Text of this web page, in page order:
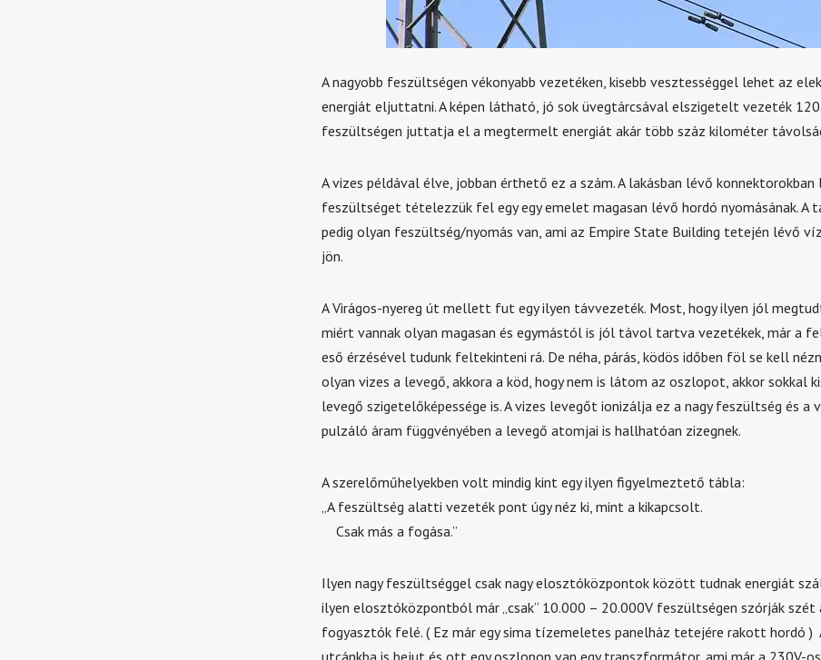
A nagyobb feszültségen vékonyabb vezetéken, kisebb vesztességgel lehet az
energiát eljuttatni. A képen látható, jó sok üvegtárcsával elszigetelt vezeték
feszültségen juttatja el a megtermelt energiát akár több száz kilométer
A vizes példával élve, jobban érthető ez a szám. A lakásban lévő
feszültséget tételezzük fel egy egy emelet magasan lévő hordó nyomásának. A
pedig olyan feszültség/nyomás van, ami az Empire State Building tetején lévő
jön.
A Virágos-nyereg út mellett fut egy ilyen távvezeték. Most, hogy ilyen jól
miért vannak olyan magasan és egymástól is jól távol tartva vezetékek, már a
eső érzésével tudunk feltekinteni rá. De néha, párás, ködös időben föl se kell
olyan vizes a levegő, akkora a köd, hogy nem is látom az oszlopot, akkor sokkal
levegő szigetelőképessége is. A vizes levegőt ionizálja ez a nagy feszültség és a
pulzáló áram függvényében a levegő atomjai is hallhatóan zizegnek.
A szerelőműhelyekben volt mindig kint egy ilyen figyelmeztető tábla:
„A feszültség alatti vezeték pont úgy néz ki, mint a kikapcsolt.
Csak más a fogása.”
Ilyen nagy feszültséggel csak nagy elosztóközpontok között tudnak energiát
ilyen elosztóközpontból már „csak” 10.000 – 20.000V feszültségen szórják szét
fogyasztók felé. ( Ez már egy sima tízemeletes panelház tetejére rakott hordó )
utcánkba is bejut és ott egy oszlopon van egy transzformátor, ami már a 230V-